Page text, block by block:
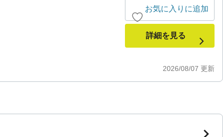
2026/08/07 更新
お気に入りに追加
詳細を見る